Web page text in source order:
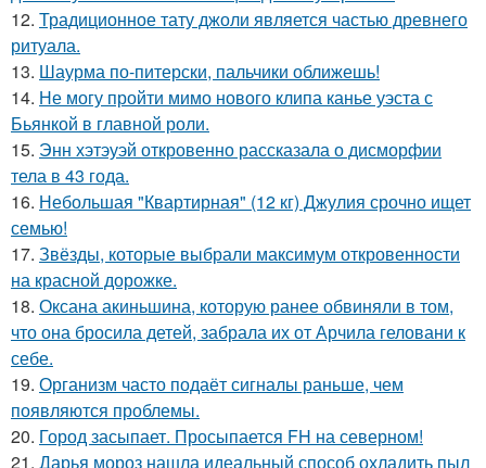
12. Традиционное тату джоли является частью древнего
ритуала.
13. Шаурма по-питерски, пальчики оближешь!
14. Не могу пройти мимо нового клипа канье уэста с
Бьянкой в главной роли.
15. Энн хэтэуэй откровенно рассказала о дисморфии
тела в 43 года.
16. Небольшая "Квартирная" (12 кг) Джулия срочно ищет
семью!
17. Звёзды, которые выбрали максимум откровенности
на красной дорожке.
18. Оксана акиньшина, которую ранее обвиняли в том,
что она бросила детей, забрала их от Арчила геловани к
себе.
19. Организм часто подаёт сигналы раньше, чем
появляются проблемы.
20. Город засыпает. Просыпается FH на северном!
21. Дарья мороз нашла идеальный способ охладить пыл